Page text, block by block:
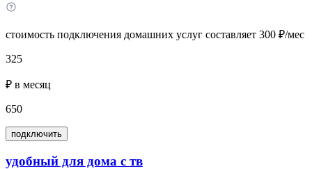
стоимость подключения домашних услуг составляет 300 ₽/мес
325
₽ в месяц
650
подключить
удобный для дома с тв